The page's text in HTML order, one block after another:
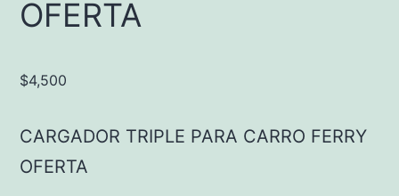
OFERTA
$4,500
CARGADOR TRIPLE PARA CARRO FERRY
OFERTA